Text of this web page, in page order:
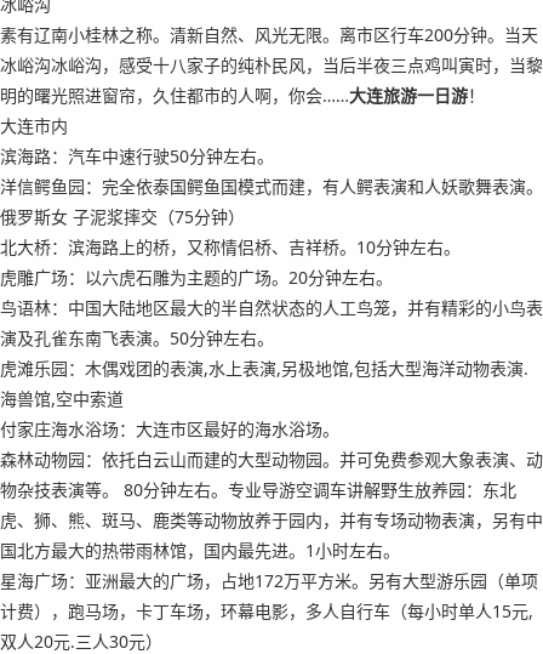
素有辽南小桂林之称。清新自然、风光无限。离市区行车200分钟。当天
冰峪沟冰峪沟，感受十八家子的纯朴民风，当后半夜三点鸡叫寅时，当黎
明的曙光照进窗帘，久住都市的人啊，你会……大连旅游一日游！
大连市内
滨海路：汽车中速行驶50分钟左右。
洋信鳄鱼园：完全依泰国鳄鱼国模式而建，有人鳄表演和人妖歌舞表演。
俄罗斯女 子泥浆摔交（75分钟）
北大桥：滨海路上的桥，又称情侣桥、吉祥桥。10分钟左右。
虎雕广场：以六虎石雕为主题的广场。20分钟左右。
鸟语林：中国大陆地区最大的半自然状态的人工鸟笼，并有精彩的小鸟表
演及孔雀东南飞表演。50分钟左右。
虎滩乐园：木偶戏团的表演,水上表演,另极地馆,包括大型海洋动物表演.
海兽馆,空中索道
付家庄海水浴场：大连市区最好的海水浴场。
森林动物园：依托白云山而建的大型动物园。并可免费参观大象表演、动
物杂技表演等。 80分钟左右。专业导游空调车讲解野生放养园：东北
虎、狮、熊、斑马、鹿类等动物放养于园内，并有专场动物表演，另有中
国北方最大的热带雨林馆，国内最先进。1小时左右。
星海广场：亚洲最大的广场，占地172万平方米。另有大型游乐园（单项
计费），跑马场，卡丁车场，环幕电影，多人自行车（每小时单人15元,
双人20元.三人30元）